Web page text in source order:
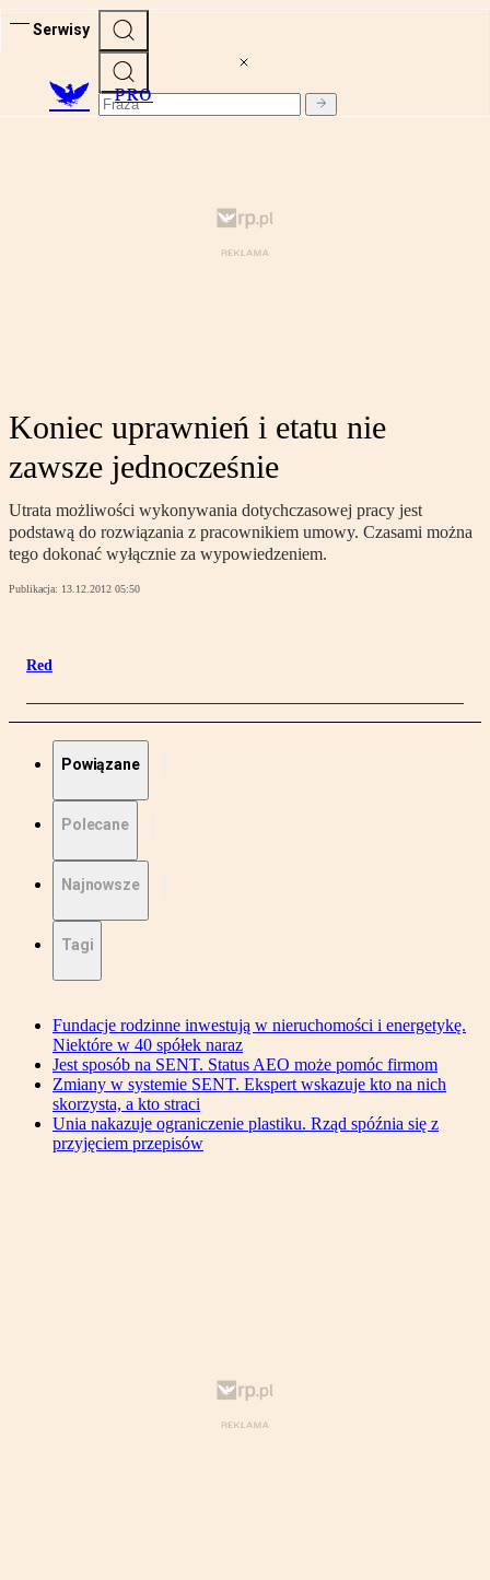
Serwisy
PRO
Koniec uprawnień i etatu nie
zawsze jednocześnie
Utrata możliwości wykonywania dotychczasowej pracy jest
podstawą do rozwiązania z pracownikiem umowy. Czasami można
tego dokonać wyłącznie za wypowiedzeniem.
Publikacja: 13.12.2012 05:50
Red
Powiązane
Polecane
Najnowsze
Tagi
Fundacje rodzinne inwestują w nieruchomości i energetykę.
Niektóre w 40 spółek naraz
Jest sposób na SENT. Status AEO może pomóc firmom
Zmiany w systemie SENT. Ekspert wskazuje kto na nich
skorzysta, a kto straci
Unia nakazuje ograniczenie plastiku. Rząd spóźnia się z
przyjęciem przepisów